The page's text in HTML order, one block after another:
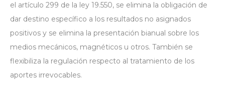
el artículo 299 de la ley 19.550, se elimina la obligación de
dar destino específico a los resultados no asignados
positivos y se elimina la presentación bianual sobre los
medios mecánicos, magnéticos u otros. También se
flexibiliza la regulación respecto al tratamiento de los
aportes irrevocables.